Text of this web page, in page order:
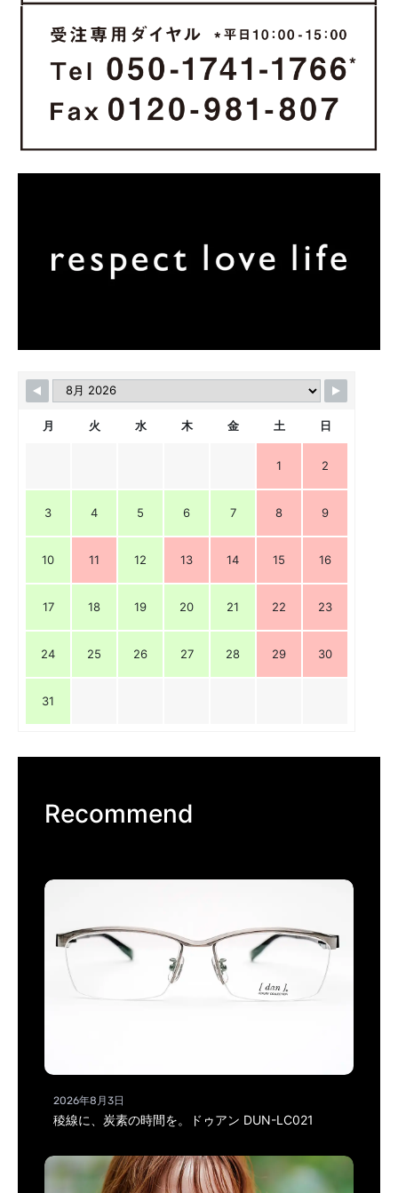
月 火 水 木 金 土 日
1 2
3 4 5 6 7 8 9
10 11 12 13 14 15 16
17 18 19 20 21 22 23
24 25 26 27 28 29 30
31
Recommend
2026年8月3日
稜線に、炭素の時間を。ドゥアン DUN-LC021